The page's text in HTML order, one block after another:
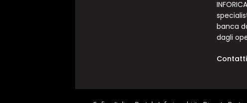
banca
dagli